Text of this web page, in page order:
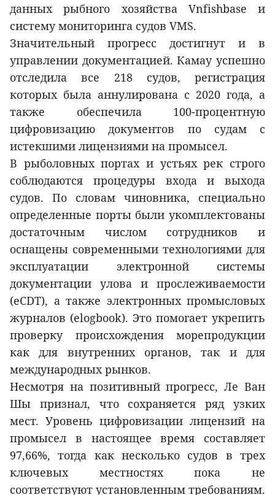
данных рыбного хозяйства Vnfishbase и
систему мониторинга судов VMS.
Значительный прогресс достигнут и в
управлении документацией. Камау успешно
отследила все 218 судов, регистрация
которых была аннулирована с 2020 года, а
также обеспечила 100-процентную
цифровизацию документов по судам с
истекшими лицензиями на промысел.
В рыболовных портах и устьях рек строго
соблюдаются процедуры входа и выхода
судов. По словам чиновника, специально
определенные порты были укомплектованы
достаточным числом сотрудников и
оснащены современными технологиями для
эксплуатации электронной системы
документации улова и прослеживаемости
(eCDT), а также электронных промысловых
журналов (elogbook). Это помогает укрепить
проверку происхождения морепродукции
как для внутренних органов, так и для
международных рынков.
Несмотря на позитивный прогресс, Ле Ван
Шы признал, что сохраняется ряд узких
мест. Уровень цифровизации лицензий на
промысел в настоящее время составляет
97,66%, тогда как несколько судов в трех
ключевых местностях пока не
соответствуют установленным требованиям.